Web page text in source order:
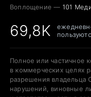
Воплощение — 101
69,8K
Полное или частичное
в коммерческих целях
разрешения владельца
нарушений, виновные